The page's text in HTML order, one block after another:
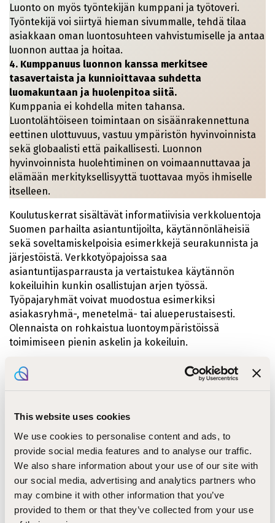
This website uses cookies
We use cookies to personalise content and ads, to
provide social media features and to analyse our traffic.
We also share information about your use of our site with
our social media, advertising and analytics partners who
may combine it with other information that you’ve
provided to them or that they’ve collected from your use
Luonto on myös työntekijän kumppani ja työtoveri.
Työntekijä voi siirtyä hieman sivummalle, tehdä tilaa
asiakkaan oman luontosuhteen vahvistumiselle ja antaa
luonnon auttaa ja hoitaa.
4. Kumppanuus luonnon kanssa merkitsee
tasavertaista ja kunnioittavaa suhdetta
luomakuntaan ja huolenpitoa siitä.
Kumppania ei kohdella miten tahansa.
Luontolähtöiseen toimintaan on sisäänrakennettuna
eettinen ulottuvuus, vastuu ympäristön hyvinvoinnista
sekä globaalisti että paikallisesti. Luonnon
hyvinvoinnista huolehtiminen on voimaannuttavaa ja
elämään merkityksellisyyttä tuottavaa myös ihmiselle
itselleen.
Koulutuskerrat sisältävät informatiivisia verkkoluentoja
Suomen parhailta asiantuntijoilta, käytännönläheisiä
sekä soveltamiskelpoisia esimerkkejä seurakunnista ja
järjestöistä. Verkkotyöpajoissa saa
asiantuntijasparrausta ja vertaistukea käytännön
kokeiluihin kunkin osallistujan arjen työssä.
Työpajaryhmät voivat muodostua esimerkiksi
asiakasryhmä-, menetelmä- tai alueperustaisesti.
Olennaista on rohkaistua luontoympäristöissä
toimimiseen pienin askelin ja kokeiluin.
Kenelle koulutus sopii?
luontokumppanuutta omassa työssään tai
ammattialasta riippumatta. Aiempaa kokemusta
luontolähtöisten menetelmien käyttämisestä ei
edellytetä. Luontolähtöisen toiminnan mahdollisuuksia
ja haasteita tarkastellaan koulutuksessa erityisesti
laajasti ymmärretyn diakonisen työotteen ja
diakonisten asiakasryhmien näkökulmasta.